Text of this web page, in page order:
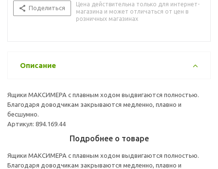
Поделиться
Цена действительна только для интернет-
магазина и может отличаться от цен в
розничных магазинах
Описание
Ящики МАКСИМЕРА с плавным ходом выдвигаются полностью.
Благодаря доводчикам закрываются медленно, плавно и
бесшумно.
Артикул: 894.169.44
Подробнее о товаре
Ящики МАКСИМЕРА с плавным ходом выдвигаются полностью.
Благодаря доводчикам закрываются медленно, плавно и